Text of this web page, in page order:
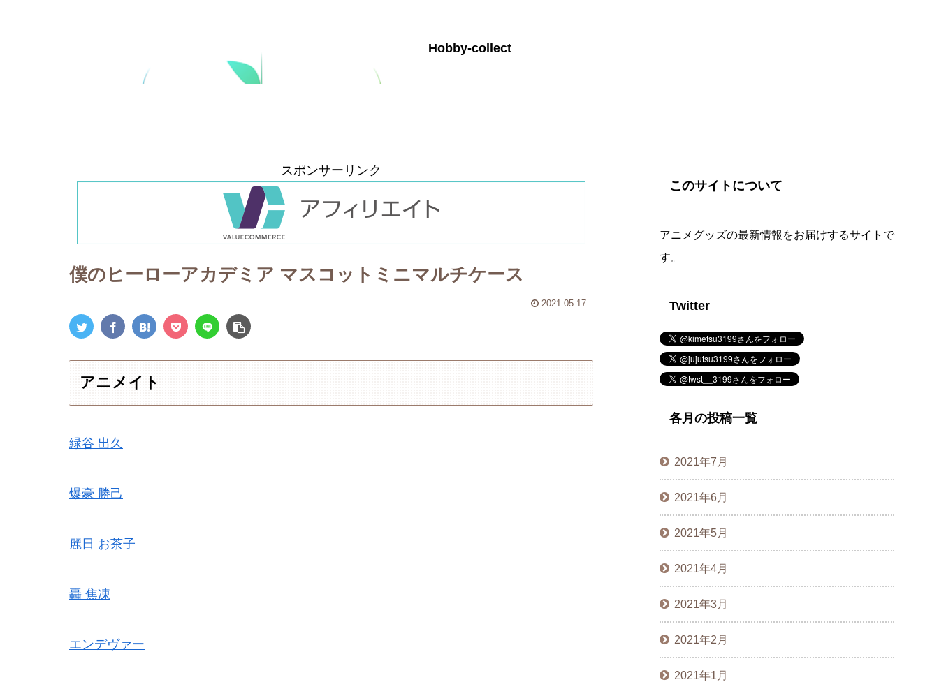
Hobby-collect
スポンサーリンク
僕のヒーローアカデミア マスコットミニマルチケース
2021.05.17
アニメイト
緑谷 出久
爆豪 勝己
麗日 お茶子
轟 焦凍
エンデヴァー
このサイトについて
アニメグッズの最新情報をお届けするサイトで
す。
Twitter
各月の投稿一覧
2021年7月
2021年6月
2021年5月
2021年4月
2021年3月
2021年2月
2021年1月